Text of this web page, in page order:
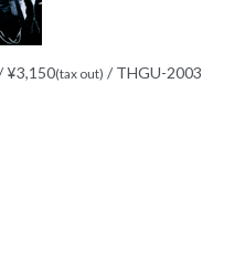
¥3,150(tax out) / THGU-2003